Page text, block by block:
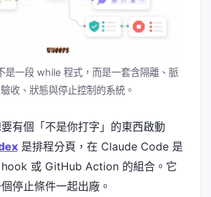
是一段 while 程式，而是一套含隔離、脈
收、狀態與停止控制的系統。
有個「不是你打字」的東西啟動
是排程分頁，在 Claude Code 是
hook 或 GitHub Action 的組合。它
停止條件一起出廠。